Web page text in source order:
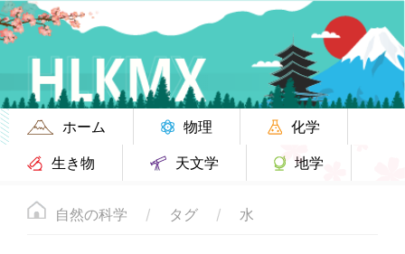
ホーム 物理
化学
生き物
天文学 地学
自然の科学 タグ 水